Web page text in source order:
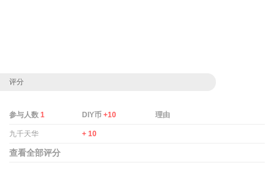
评分
参与人数 1 DIY币+10 理由
九千天华 + 10
查看全部评分